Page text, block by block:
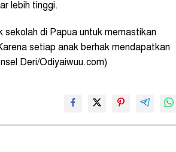
lebih tinggi.
sekolah di Papua untuk memastikan
setiap anak berhak mendapatkan
Deri/Odiyaiwuu.com)